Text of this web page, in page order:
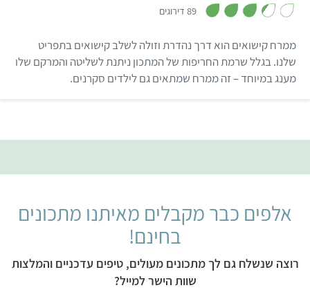
89 דירוגים
ת
ו
ך
5
ממרח קישואים הוא דרך נהדרת וזולה לשלב קישואים בתפריט
שלנו. בגלל שרמת החריפות של המתכון ניתנת לשליטה והמרקם שלו
מענג במיוחד – זה ממרח שמתאים גם לילדים סקרנים.
אלפים כבר מקבלים מאיתנו מתכונים
בחינם!
רוצה שנשלח גם לך מתכונים מעולים, טיפים עדכניים והמלצות
שוות הישר למייל?